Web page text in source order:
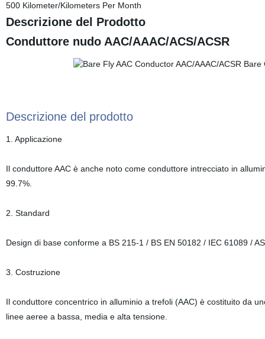
500 Kilometer/Kilometers Per Month
Descrizione del Prodotto
Conduttore nudo AAC/AAAC/ACS/ACSR
Descrizione del prodotto
1. Applicazione
Il conduttore AAC è anche noto come conduttore intrecciato in
99.7%.
2. Standard
Design di base conforme a BS 215-1 / BS EN 50182 / IEC 61089 /
3. Costruzione
Il conduttore concentrico in alluminio a trefoli (AAC) è costituito da
linee aeree a bassa, media e alta tensione.